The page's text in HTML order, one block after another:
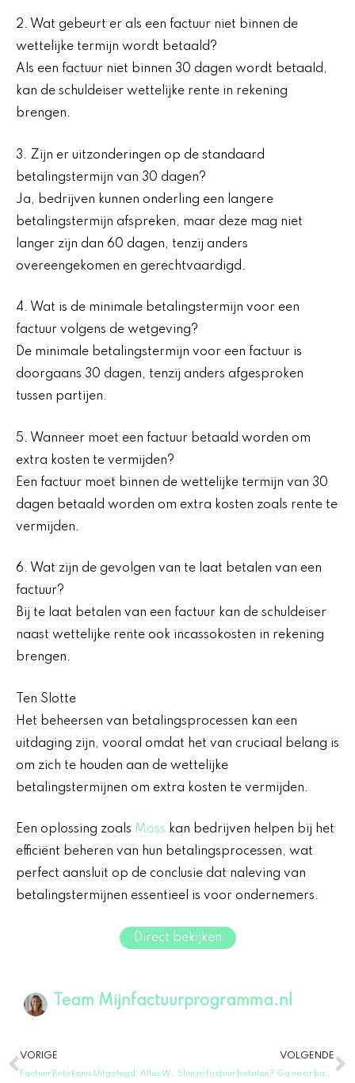
2. Wat gebeurt er als een factuur niet binnen de
wettelijke termijn wordt betaald?
Als een factuur niet binnen 30 dagen wordt betaald,
kan de schuldeiser wettelijke rente in rekening
brengen.
3. Zijn er uitzonderingen op de standaard
betalingstermijn van 30 dagen?
Ja, bedrijven kunnen onderling een langere
betalingstermijn afspreken, maar deze mag niet
langer zijn dan 60 dagen, tenzij anders
overeengekomen en gerechtvaardigd.
4. Wat is de minimale betalingstermijn voor een
factuur volgens de wetgeving?
De minimale betalingstermijn voor een factuur is
doorgaans 30 dagen, tenzij anders afgesproken
tussen partijen.
5. Wanneer moet een factuur betaald worden om
extra kosten te vermijden?
Een factuur moet binnen de wettelijke termijn van 30
dagen betaald worden om extra kosten zoals rente te
vermijden.
6. Wat zijn de gevolgen van te laat betalen van een
factuur?
Bij te laat betalen van een factuur kan de schuldeiser
naast wettelijke rente ook incassokosten in rekening
brengen.
Ten Slotte
Het beheersen van betalingsprocessen kan een
uitdaging zijn, vooral omdat het van cruciaal belang is
om zich te houden aan de wettelijke
betalingstermijnen om extra kosten te vermijden.
Een oplossing zoals Moss kan bedrijven helpen bij het
efficiënt beheren van hun betalingsprocessen, wat
perfect aansluit op de conclusie dat naleving van
betalingstermijnen essentieel is voor ondernemers.
Direct bekijken
Team Mijnfactuurprogramma.nl
Vorige
VORIGE
Factuur Betekenis Uitgelegd: Alles Wat Je Moet Weten in 1 Minuut!
VOLGENDE
Slim je factuur betalen? Ga voor bankoverschrijving!